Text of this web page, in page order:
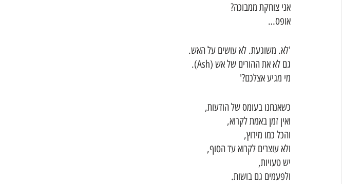
אני צוחקת ממבוכה?
אופס…
'לא. משוגעת. לא עושים על האש.
גם לא את ההורים של אש (Ash).
מי מגיע אצלכם?'
כשאנחנו בעומס של הודעות,
ואין זמן באמת לקרוא,
והכל כמו מירוץ,
ולא עוצרים לקרוא עד הסוף,
יש טעויות,
ולפעמים גם בושות.